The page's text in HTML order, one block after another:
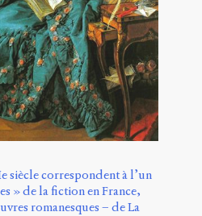
siècle correspondent à l’un
» de la fiction en France,
romanesques – de La